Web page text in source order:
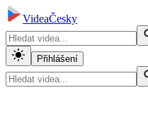
VideaČesky
Přihlášení